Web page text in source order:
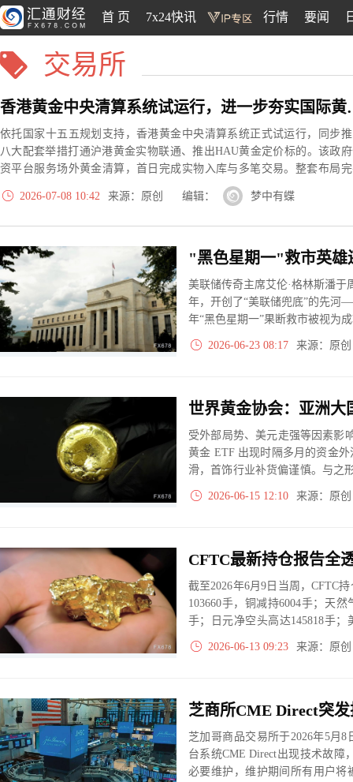
首 页 7x24快讯 行情 要闻
交易所
香港黄金中
依托国家十五五规划支持，香港黄金中央清算系统正式试运行，同步
八大配套举措打通沪港黄金实物联通、推出HAU黄金定价标的。该政
资平台服务场外黄金清算，首日完成实物入库与多笔交易。整套布局
黄金全链条生态，拓宽海内外投资渠道，持续巩固香港国际黄金枢
位。
2026-07-08 10:42 来源：原创 编辑： 梦中有蝶
美联储传奇主席艾伦·格林斯潘于
年，开创了“美联储兜底”的先河
年“黑色星期一”果断救市被视为
泡沫警告，最终2008年危机爆
代，这场关于“稳定市场还是防
2026-06-23 08:17 来源：原
受外部局势、美元走强等因素影
黄金 ETF 出现时隔多月的资金
滑，首饰行业补货偏谨慎。与之
持黄金，4 月黄金进口量也明显
消费与投资修复仍存在较多不确
2026-06-15 12:10 来源：原
截至2026年6月9日当周，CFTC
103660手，铜减持6004手；天
手；日元净空头高达145818手
新高，两年期与五年期分别减
93986手，大豆净多头骤降至
2026-06-13 09:23 来源：原
芝加哥商品交易所于2026年5月
台系统CME Direct出现技术故障
必要维护，维护期间所有用户将